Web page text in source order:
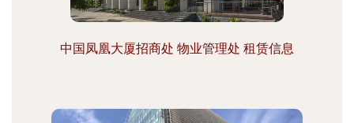
中国凤凰大厦招商处 物业管理处 租赁信息